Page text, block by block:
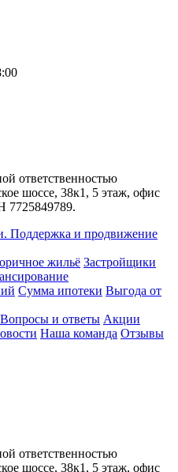
ответственностью
шоссе, 38к1, 5 этаж, офис
7725849789.
Поддержка и продвижение
жильё Застройщики
Сумма ипотеки Выгода от
Вопросы и ответы Акции
Наша команда Отзывы
ответственностью
шоссе, 38к1, 5 этаж, офис